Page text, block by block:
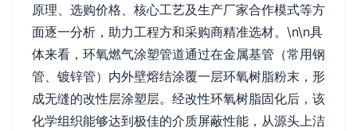
原理、选购价格、核心工艺及生产厂家合作模式等方
面逐一分析，助力工程方和采购商精准选材。\n\n具
体来看，环氧燃气涂塑管道通过在金属基管（常用钢
管、镀锌管）内外壁熔结涂覆一层环氧树脂粉末，形
成无缝的改性层涂塑层。经改性环氧树脂固化后，该
化学组织能够达到极佳的介质屏蔽性能，从源头上洁